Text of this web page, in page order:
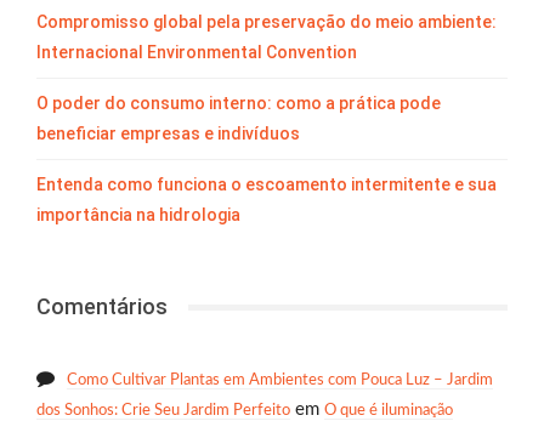
Compromisso global pela preservação do meio ambiente:
Internacional Environmental Convention
O poder do consumo interno: como a prática pode
beneficiar empresas e indivíduos
Entenda como funciona o escoamento intermitente e sua
importância na hidrologia
Comentários
Como Cultivar Plantas em Ambientes com Pouca Luz – Jardim
dos Sonhos: Crie Seu Jardim Perfeito em O que é iluminação